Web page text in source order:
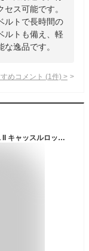
ス可能です。
ルトで長時間の
ルトも備え、軽
逸品です。
めコメント (1 件) >
[コロンビア] レディース メンズ Castle Rock 15L II キャッスルロック 2 撥水 リュックサック デイパック バッグ 通学 アウトドア ハイキング PU8664 031